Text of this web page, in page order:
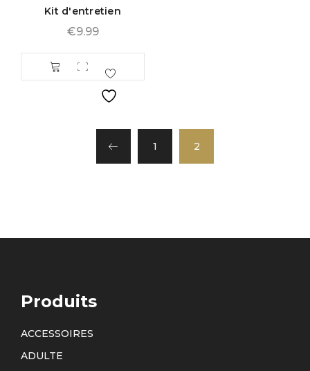
Kit d'entretien
€9.99
1 2
Produits
ACCESSOIRES
ADULTE